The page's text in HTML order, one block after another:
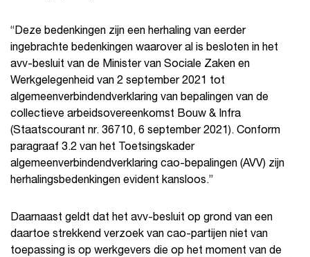
“Deze bedenkingen zijn een herhaling van eerder
ingebrachte bedenkingen waarover al is besloten in het
avv-besluit van de Minister van Sociale Zaken en
Werkgelegenheid van 2 september 2021 tot
algemeenverbindendverklaring van bepalingen van de
collectieve arbeidsovereenkomst Bouw & Infra
(Staatscourant nr. 36710, 6 september 2021). Conform
paragraaf 3.2 van het Toetsingskader
algemeenverbindendverklaring cao-bepalingen (AVV) zijn
herhalingsbedenkingen evident kansloos.”
Daarnaast geldt dat het avv-besluit op grond van een
daartoe strekkend verzoek van cao-partijen niet van
toepassing is op werkgevers die op het moment van de